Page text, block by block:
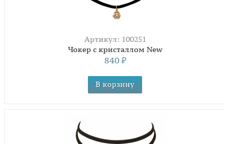
Артикул: 100251
Чокер с кристаллом New
840 ₽